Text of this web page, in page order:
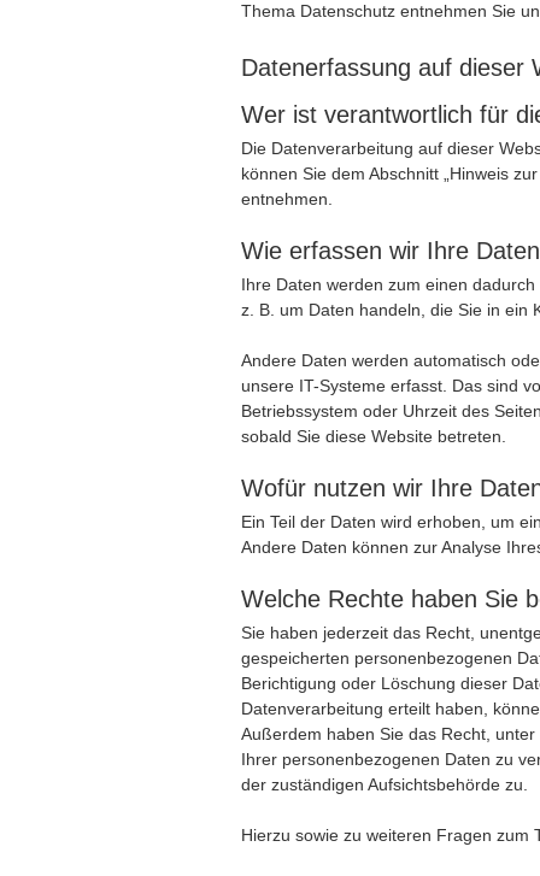
Thema Datenschutz entnehmen Sie
Datenerfassung auf dieser
Wer ist verantwortlich für
Die Datenverarbeitung auf dieser
können Sie dem Abschnitt „Hinweis
entnehmen.
Wie erfassen wir Ihre
Ihre Daten werden zum einen
z. B. um Daten handeln, die Sie in ein
Andere Daten werden automatisch
unsere IT-Systeme erfasst. Das sind
Betriebssystem oder Uhrzeit des
sobald Sie diese Website betreten.
Wofür nutzen wir Ihre
Ein Teil der Daten wird erhoben, um
Andere Daten können zur Analyse
Welche Rechte haben Sie
Sie haben jederzeit das Recht,
gespeicherten personenbezogenen
Berichtigung oder Löschung dieser
Datenverarbeitung erteilt haben,
Außerdem haben Sie das Recht,
Ihrer personenbezogenen Daten zu
der zuständigen Aufsichtsbehörde zu.
Hierzu sowie zu weiteren Fragen zum